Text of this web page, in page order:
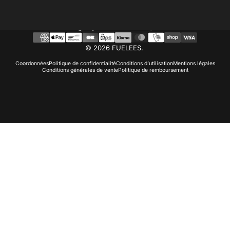
© 2026 FUELEES.
CoordonnéesPolitique de confidentialitéConditions d’utilisationMentions légales
Conditions générales de ventePolitique de remboursement
Langue